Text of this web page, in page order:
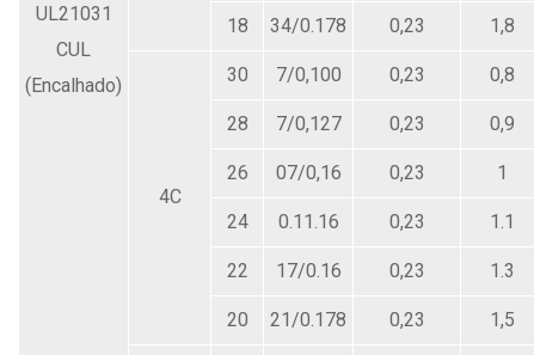
UL21031
CUL
(Encalhado)
18 34/0.178 0,23 1,8
4C
30 7/0,100 0,23 0,8
28 7/0,127 0,23 0,9
26 07/0,16 0,23 1
24 0.11.16 0,23 1.1
22 17/0.16 0,23 1.3
20 21/0.178 0,23 1,5